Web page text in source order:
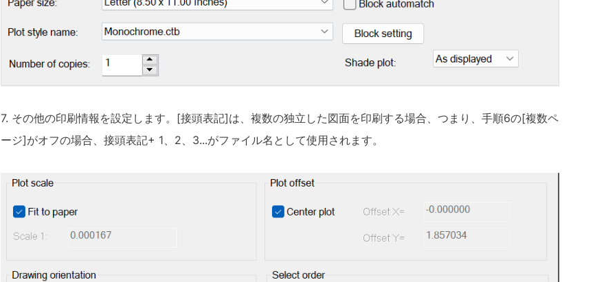
7. その他の印刷情報を設定します。[接頭表記]は、複数の独立した図面を印刷する場合、つまり、手順6の[複数ペ
ージ]がオフの場合、接頭表記+ 1、2、3...がファイル名として使用されます。